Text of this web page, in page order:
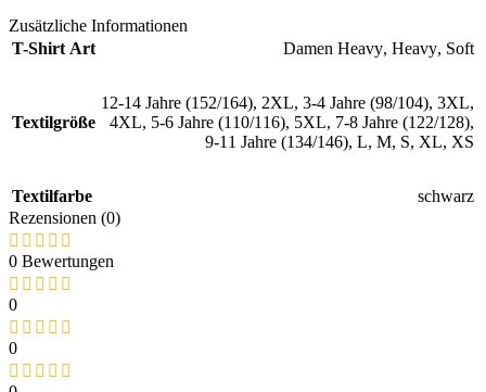
Zusätzliche Informationen
T-Shirt Art
Damen Heavy, Heavy, Soft
Textilgröße
12-14 Jahre (152/164), 2XL, 3-4 Jahre (98/104), 3XL,
4XL, 5-6 Jahre (110/116), 5XL, 7-8 Jahre (122/128),
9-11 Jahre (134/146), L, M, S, XL, XS
Textilfarbe
schwarz
Rezensionen (0)
0 Bewertungen
0
0